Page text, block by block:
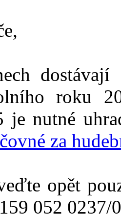
roku
je nutné
za
opět
052 0237/